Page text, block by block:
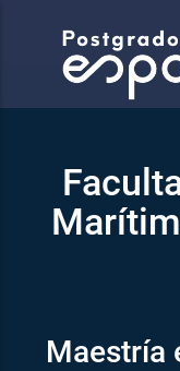
contenido
principal
Maestría